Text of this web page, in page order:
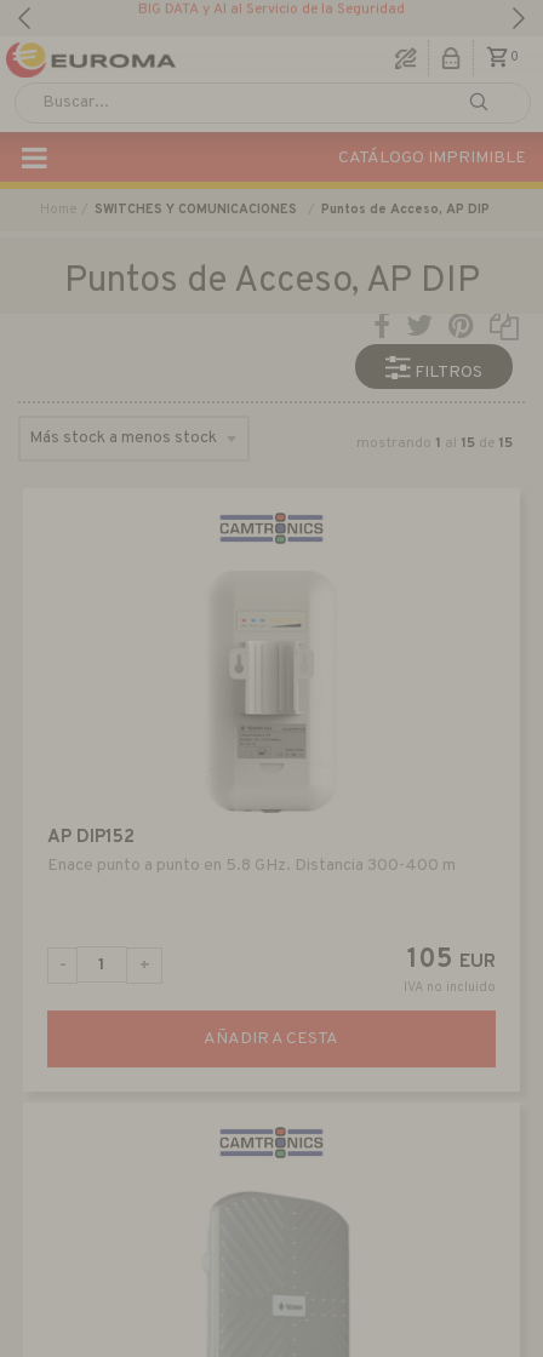
BIG DATA y AI al Servicio de la Seguridad
0
CATÁLOGO IMPRIMIBLE
Home SWITCHES Y COMUNICACIONES Puntos de Acceso, AP DIP
Puntos de Acceso, AP DIP
FILTROS
mostrando 1 al 15 de 15
AP DIP152
Enace punto a punto en 5.8 GHz. Distancia 300-400 m
105 EUR
IVA no incluido
- +
AÑADIR A CESTA